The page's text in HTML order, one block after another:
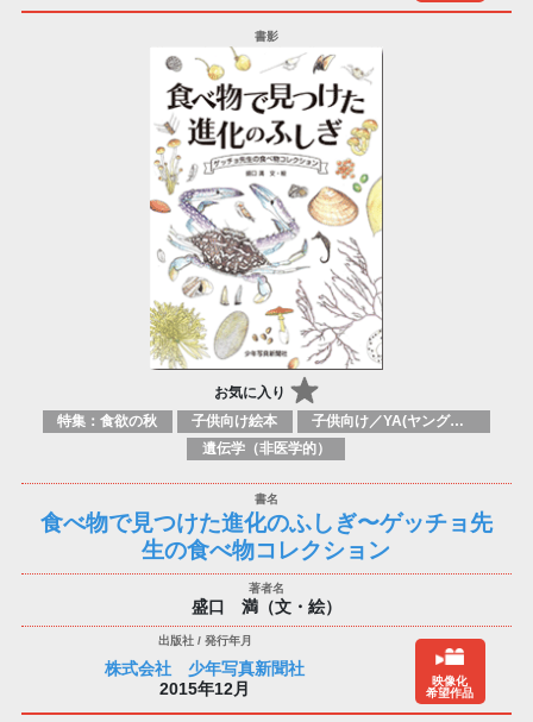
お気に入り
特集：食欲の秋 子供向け絵本
子供向け／YA(ヤングアダルト)向け一般：自然、動物、自然界
遺伝学（非医学的）
食べ物で見つけた進化のふしぎ〜ゲッチョ先
生の食べ物コレクション
盛口 満（文・絵）
株式会社 少年写真新聞社
2015年12月
映像化
希望作品